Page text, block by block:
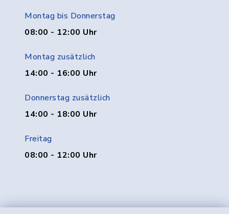
Montag bis Donnerstag
08:00 - 12:00 Uhr
Montag zusätzlich
14:00 - 16:00 Uhr
Donnerstag zusätzlich
14:00 - 18:00 Uhr
Freitag
08:00 - 12:00 Uhr